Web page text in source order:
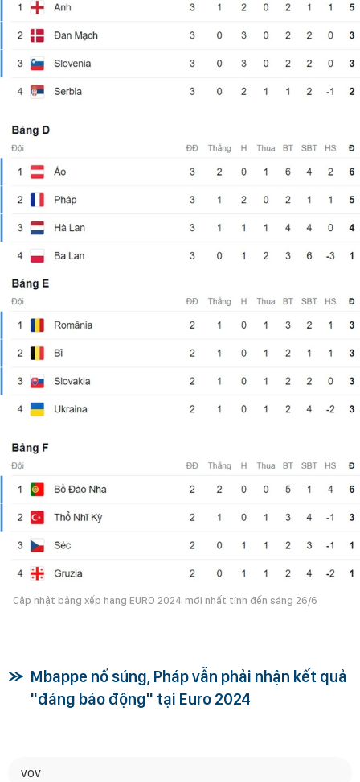
Cập nhật bảng xếp hạng EURO 2024 mới nhất tính đến sáng 26/6
Mbappe nổ súng, Pháp vẫn phải nhận kết quả
"đáng báo động" tại Euro 2024
VOV